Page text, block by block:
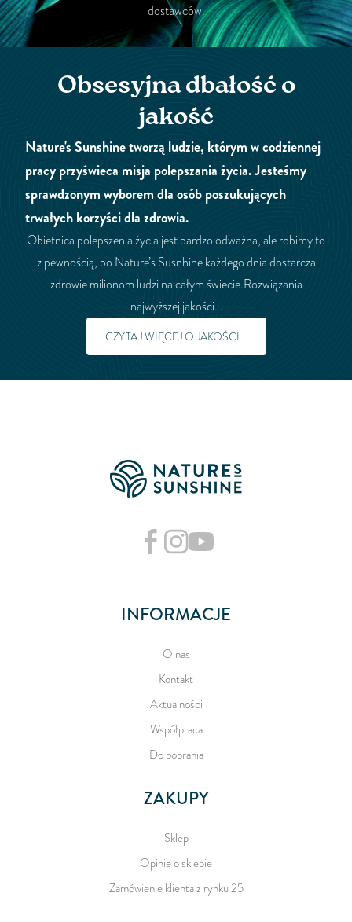
dostawców.
Obsesyjna dbałość o
jakość
Nature's Sunshine tworzą ludzie, którym w codziennej
pracy przyświeca misja polepszania życia. Jesteśmy
sprawdzonym wyborem dla osób poszukujących
trwałych korzyści dla zdrowia.
Obietnica polepszenia życia jest bardzo odważna, ale robimy to
z pewnością, bo Nature’s Susnhine każdego dnia dostarcza
zdrowie milionom ludzi na całym świecie.Rozwiązania
najwyższej jakości…
CZYTAJ WIĘCEJ O JAKOŚCI...
INFORMACJE
O nas
Kontakt
Aktualności
Współpraca
Do pobrania
ZAKUPY
Sklep
Opinie o sklepie
Zamówienie klienta z rynku 25